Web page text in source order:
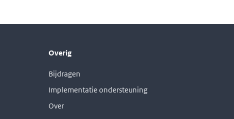
Overig
Bijdragen
Implementatie ondersteuning
Over